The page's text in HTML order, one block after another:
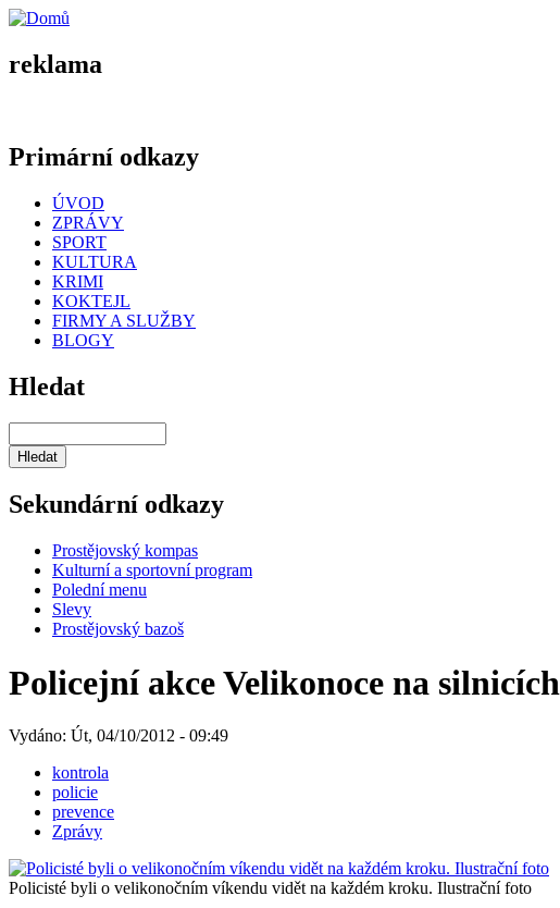
reklama
Primární odkazy
ÚVOD
ZPRÁVY
SPORT
KULTURA
KRIMI
KOKTEJL
FIRMY A SLUŽBY
BLOGY
Hledat
Sekundární odkazy
Prostějovský kompas
Kulturní a sportovní program
Polední menu
Slevy
Prostějovský bazoš
Policejní akce Velikonoce na silnicích
Vydáno: Út, 04/10/2012 - 09:49
kontrola
policie
prevence
Zprávy
Policisté byli o velikonočním víkendu vidět na každém kroku. Ilustrační foto